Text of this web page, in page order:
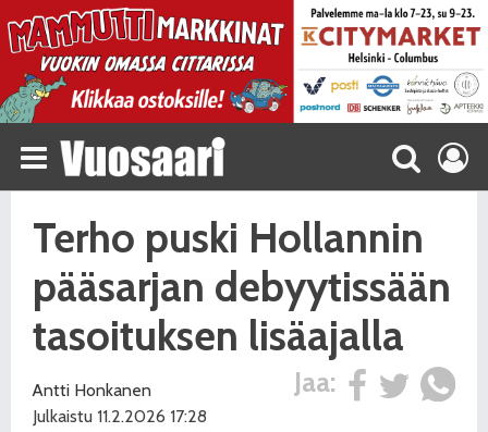
Terho puski Hollannin
pääsarjan debyytissään
tasoituksen lisäajalla
Jaa:
Antti Honkanen
Julkaistu 11.2.2026 17:28